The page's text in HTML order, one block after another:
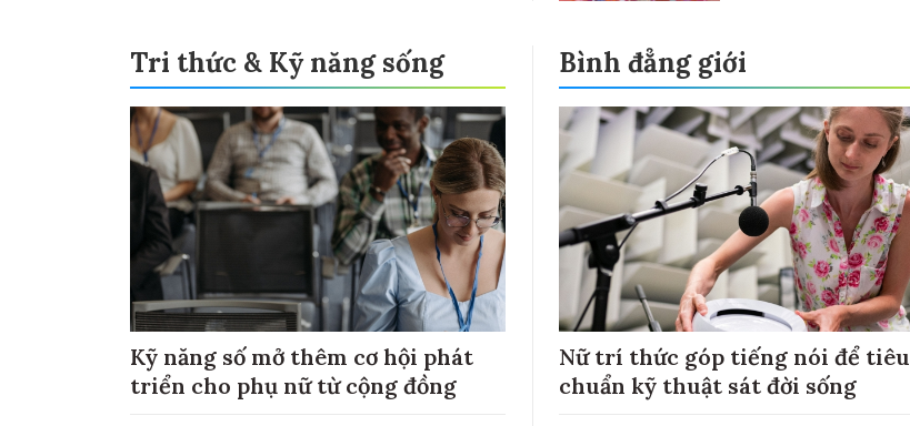
Tri thức & Kỹ năng sống
Kỹ năng số mở thêm cơ hội phát
triển cho phụ nữ từ cộng đồng
Bình đẳng giới
Nữ trí thức góp tiếng nói để tiêu
chuẩn kỹ thuật sát đời sống